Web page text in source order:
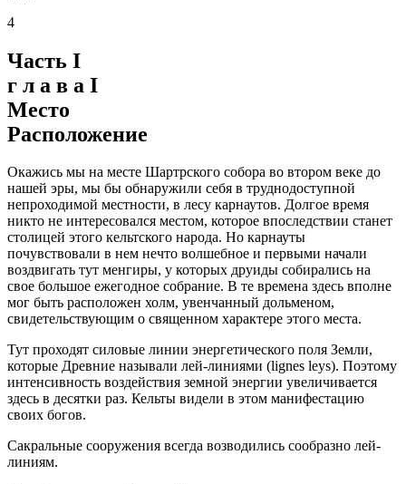
4
Часть I
г л а в а I
Место
Расположение
Окажись мы на месте Шартрского собора во втором веке до
нашей эры, мы бы обнаружили себя в труднодоступной
непроходимой местности, в лесу карнаутов. Долгое время
никто не интересовался местом, которое впоследствии станет
столицей этого кельтского народа. Но карнауты
почувствовали в нем нечто волшебное и первыми начали
воздвигать тут менгиры, у которых друиды собирались на
свое большое ежегодное собрание. В те времена здесь вполне
мог быть расположен холм, увенчанный дольменом,
свидетельствующим о священном характере этого места.
Тут проходят силовые линии энергетического поля Земли,
которые Древние называли лей-линиями (lignes leys). Поэтому
интенсивность воздействия земной энергии увеличивается
здесь в десятки раз. Кельты видели в этом манифестацию
своих богов.
Сакральные сооружения всегда возводились сообразно лей-
линиям.